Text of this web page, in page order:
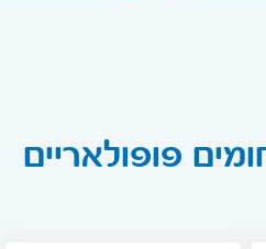
פופולאריים